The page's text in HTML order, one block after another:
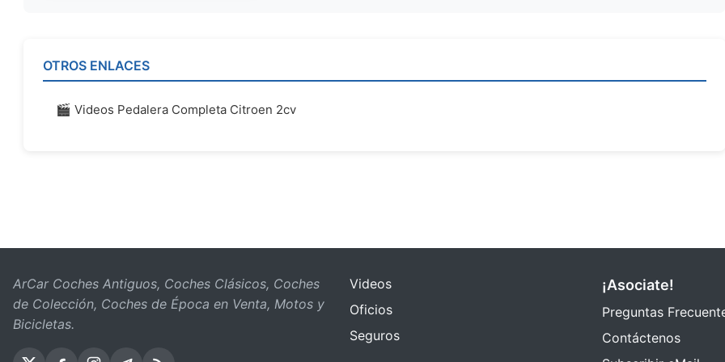
OTROS ENLACES
🎬 Videos Pedalera Completa Citroen 2cv
ArCar Coches Antiguos, Coches Clásicos, Coches
de Colección, Coches de Época en Venta, Motos y
Bicicletas.
Videos
Oficios
Seguros
¡Asociate!
Preguntas
Contáctenos